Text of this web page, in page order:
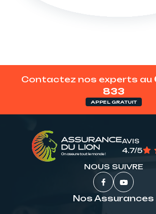
Contactez nos experts au
833
APPEL GRATUIT
AVIS
4.7/5
NOUS SUIVRE
Nos Assurances